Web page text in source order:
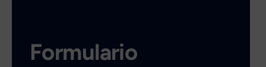
Formulario